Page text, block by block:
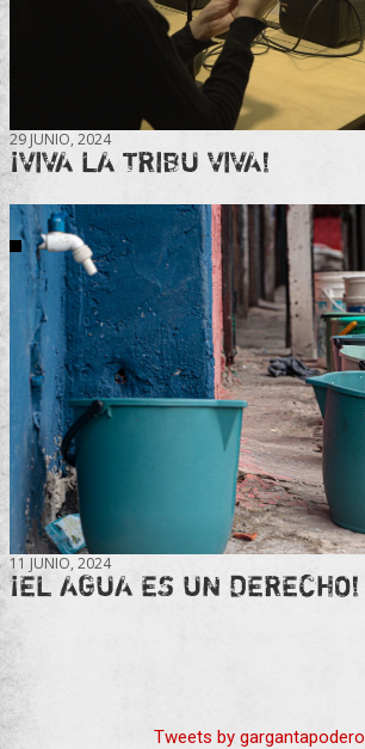
29 JUNIO, 2024
¡VIVA LA TRIBU VIVA!
11 JUNIO, 2024
¡EL AGUA ES UN DERECHO!
Tweets by gargantapodero